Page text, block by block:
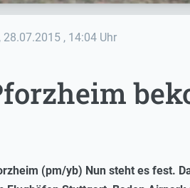
28.07.2015 , 14:04 Uhr
(pm/yb) Nun steht es fest.